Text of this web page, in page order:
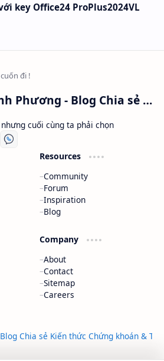
key Office24 ProPlus2024VL
Nguyễn Minh Phương - Blog Chia sẻ Kiến thức Chứng khoán & Tài liệu Toán học
cuối cùng ta phải chọn
Resources
Community
Forum
Inspiration
Blog
Company
About
Contact
Sitemap
Careers
Chia sẻ Kiến thức Chứng khoán & Tài